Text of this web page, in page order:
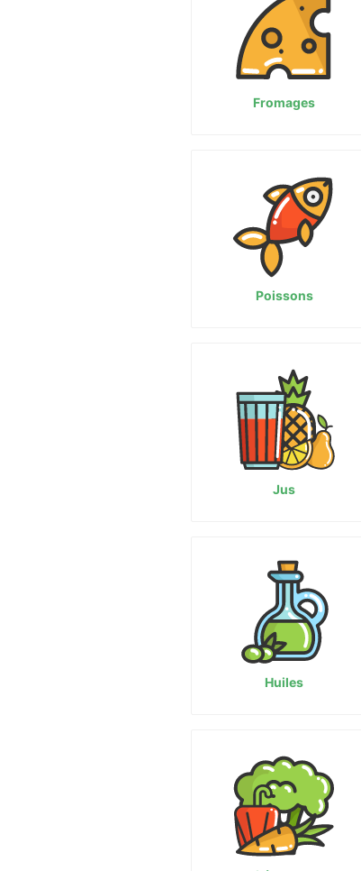
Fromages
Poissons
Jus
Huiles